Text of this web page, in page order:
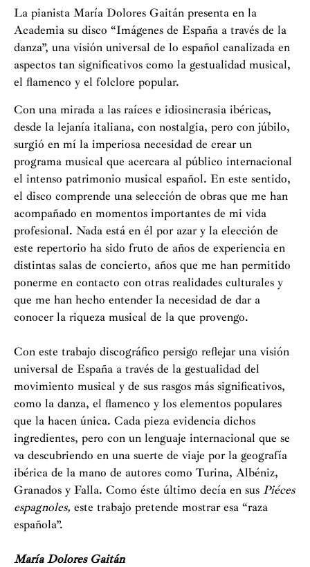
3Tú.
A María Dolores le mueve como objetivo fortalecer la
escena de la música clásica para acercarla a la
ciudadanía con conciertos realizados en lugares
emblemáticos. En este proceso se ha convertido en la
primera pianista en tocar en los cuatro Patrimonios de
la Unesco de la ciudad de Córdoba.
Su afán por renovar el panorama musical actual, por
innovar y crear nuevos conceptos musicales, la han
llevado a posicionarse como una importante activista en
la gestión cultural. Así, en 2010 fundó el Festival
Internacional de Piano Guadalquivir, evento musical
que dirige desde entonces y que cuenta como sedes con
las ciudades de Villa del Río, Córdoba y Milán.
La pianista María Dolores Gaitán presenta en la
Academia su disco “Imágenes de España a través de la
danza”, una visión universal de lo español canalizada en
aspectos tan significativos como la gestualidad musical,
el flamenco y el folclore popular.
Con una mirada a las raíces e idiosincrasia ibéricas,
desde la lejanía italiana, con nostalgia, pero con júbilo,
surgió en mí la imperiosa necesidad de crear un
programa musical que acercara al público internacional
el intenso patrimonio musical español. En este sentido,
el disco comprende una selección de obras que me han
acompañado en momentos importantes de mi vida
profesional. Nada está en él por azar y la elección de
este repertorio ha sido fruto de años de experiencia en
distintas salas de concierto, años que me han permitido
ponerme en contacto con otras realidades culturales y
que me han hecho entender la necesidad de dar a
conocer la riqueza musical de la que provengo.
Con este trabajo discográfico persigo reflejar una visión
universal de España a través de la gestualidad del
movimiento musical y de sus rasgos más significativos,
como la danza, el flamenco y los elementos populares
que la hacen única. Cada pieza evidencia dichos
ingredientes, pero con un lenguaje internacional que se
va descubriendo en una suerte de viaje por la geografía
ibérica de la mano de autores como Turina, Albéniz,
Granados y Falla. Como éste último decía en sus Piéces
espagnoles, este trabajo pretende mostrar esa “raza
española”.
María Dolores Gaitán